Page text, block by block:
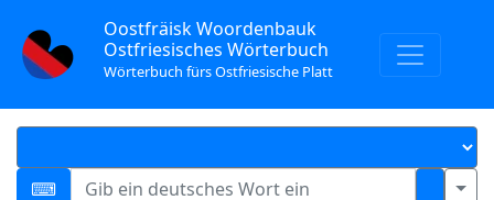
Oostfräisk Woordenbauk
Ostfriesisches Wörterbuch
Wörterbuch fürs Ostfriesische Platt